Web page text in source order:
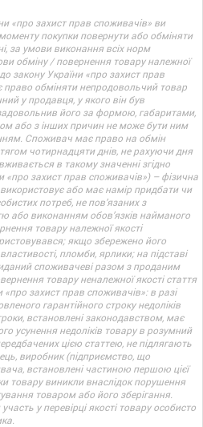
«про захист прав споживачів» ви
покупки повернути або обміняти
за умови виконання всіх норм
обміну / повернення товару належної
закону України «про захист прав
обміняти непродовольчий товар
у продавця, у якого він був
його за формою, габаритами,
або з інших причин не може бути ним
Споживач має право на обмін
чотирнадцяти днів, не рахуючи дня
в такому значенні згідно
«про захист прав споживачів») – фізична
або має намір придбати чи
потреб, не пов’язаних з
або виконанням обов’язків найманого
товару належної якості
якщо збережено його
пломби, ярлики; на підставі
споживачеві разом з проданим
товару неналежної якості стаття
«про захист прав споживачів»: в разі
гарантійного строку недоліків
встановлені законодавством, має
усунення недоліків товару в розумний
цією статтею, не підлягають
виробник (підприємство, що
встановлені частиною першою цієї
товару виникли внаслідок порушення
товаром або його зберігання.
у перевірці якості товару особисто